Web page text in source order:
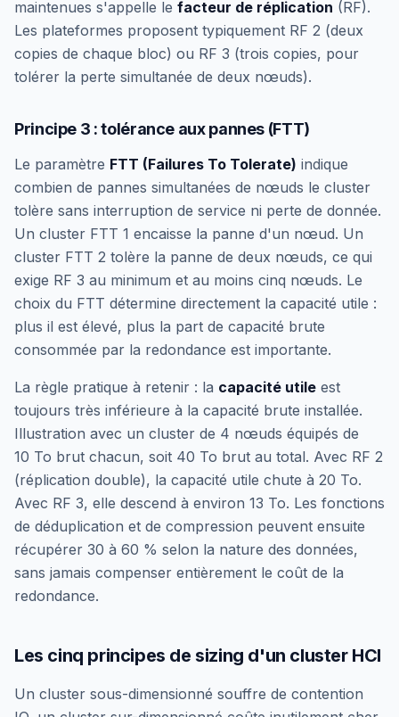
maintenues s'appelle le facteur de réplication (RF).
Les plateformes proposent typiquement RF 2 (deux
copies de chaque bloc) ou RF 3 (trois copies, pour
tolérer la perte simultanée de deux nœuds).
Principe 3 : tolérance aux pannes (FTT)
Le paramètre FTT (Failures To Tolerate) indique
combien de pannes simultanées de nœuds le cluster
tolère sans interruption de service ni perte de donnée.
Un cluster FTT 1 encaisse la panne d'un nœud. Un
cluster FTT 2 tolère la panne de deux nœuds, ce qui
exige RF 3 au minimum et au moins cinq nœuds. Le
choix du FTT détermine directement la capacité utile :
plus il est élevé, plus la part de capacité brute
consommée par la redondance est importante.
La règle pratique à retenir : la capacité utile est
toujours très inférieure à la capacité brute installée.
Illustration avec un cluster de 4 nœuds équipés de
10 To brut chacun, soit 40 To brut au total. Avec RF 2
(réplication double), la capacité utile chute à 20 To.
Avec RF 3, elle descend à environ 13 To. Les fonctions
de déduplication et de compression peuvent ensuite
récupérer 30 à 60 % selon la nature des données,
sans jamais compenser entièrement le coût de la
redondance.
Les cinq principes de sizing d'un cluster HCI
Un cluster sous-dimensionné souffre de contention